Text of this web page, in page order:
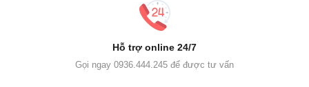
Hỗ trợ online 24/7
Gọi ngay 0936.444.245 để được tư vấn